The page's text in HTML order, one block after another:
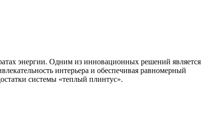
энергии. Одним из инновационных решений является
интерьера и обеспечивая равномерный
системы «теплый плинтус».